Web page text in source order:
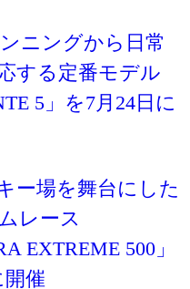
ニングから日常
する定番モデル
5」を7月24日に
ー場を舞台にした
レース
EXTREME 500」
開催